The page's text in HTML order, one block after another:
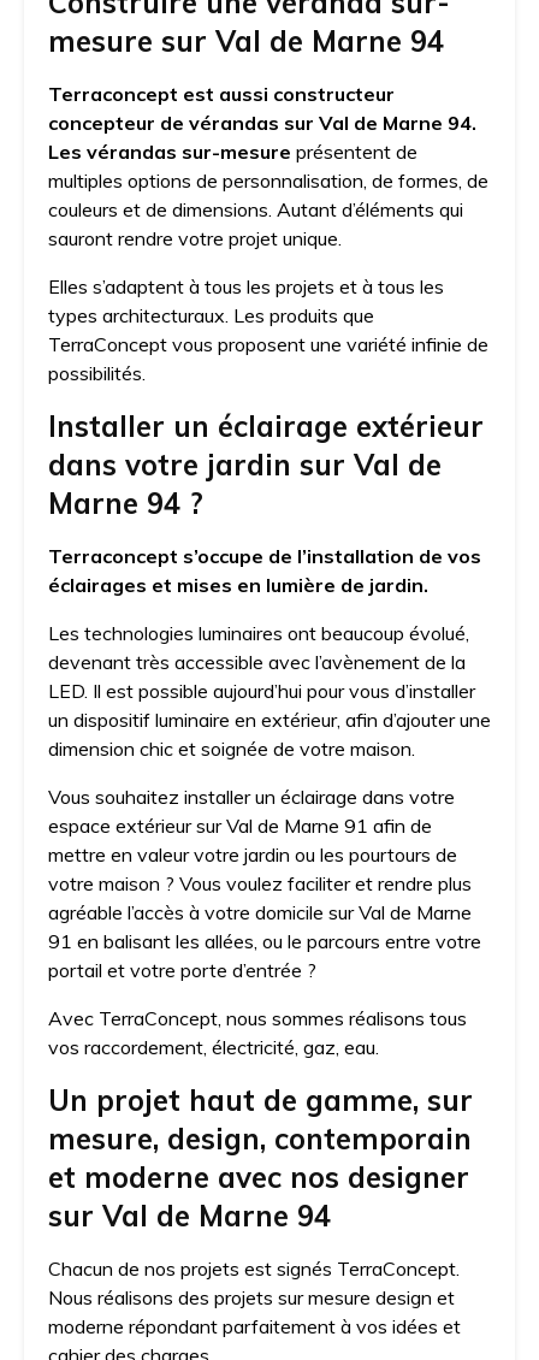
mesure sur Val de Marne 94
Terraconcept est aussi constructeur
concepteur de vérandas sur Val de Marne 94.
Les vérandas sur-mesure présentent de
multiples options de personnalisation, de formes, de
couleurs et de dimensions. Autant d’éléments qui
sauront rendre votre projet unique.
Elles s’adaptent à tous les projets et à tous les
types architecturaux. Les produits que
TerraConcept vous proposent une variété infinie de
possibilités.
Installer un éclairage extérieur
dans votre jardin sur Val de
Marne 94 ?
Terraconcept s’occupe de l’installation de vos
éclairages et mises en lumière de jardin.
Les technologies luminaires ont beaucoup évolué,
devenant très accessible avec l’avènement de la
LED. Il est possible aujourd’hui pour vous d’installer
un dispositif luminaire en extérieur, afin d’ajouter une
dimension chic et soignée de votre maison.
Vous souhaitez installer un éclairage dans votre
espace extérieur sur Val de Marne 91 afin de
mettre en valeur votre jardin ou les pourtours de
votre maison ? Vous voulez faciliter et rendre plus
agréable l’accès à votre domicile sur Val de Marne
91 en balisant les allées, ou le parcours entre votre
portail et votre porte d’entrée ?
Avec TerraConcept, nous sommes réalisons tous
vos raccordement, électricité, gaz, eau.
Un projet haut de gamme, sur
mesure, design, contemporain
et moderne avec nos designer
sur Val de Marne 94
Chacun de nos projets est signés TerraConcept.
Nous réalisons des projets sur mesure design et
moderne répondant parfaitement à vos idées et